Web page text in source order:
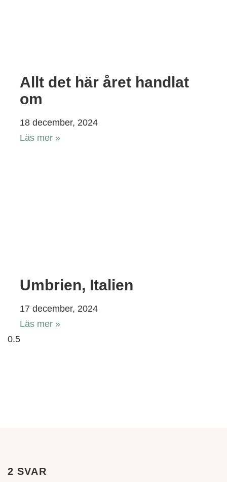
Allt det här året handlat
om
18 december, 2024
Läs mer »
Umbrien, Italien
17 december, 2024
Läs mer »
2 SVAR